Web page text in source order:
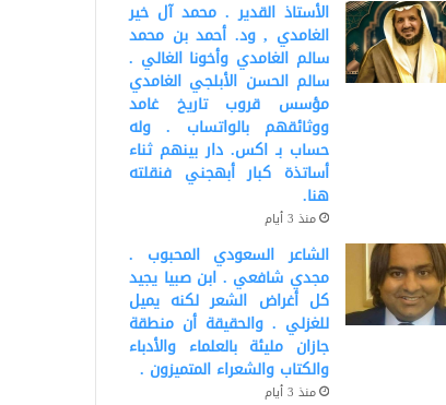
الأستاذ القدير . محمد آل خير
الغامدي , ود. أحمد بن محمد
سالم الغامدي وأخونا الغالي .
سالم الحسن الأبلجي الغامدي
مؤسس قروب تاريخ غامد
ووثائقهم بالواتساب . وله
حساب بـ اكس. دار بينهم ثناء
أساتذة كبار أبهجني فنقلته
هنا.
منذ 3 أيام
الشاعر السعودي المحبوب .
مجدي شافعي . ابن صبيا يجيد
كل أغراض الشعر لكنه يميل
للغزلي . والحقيقة أن منطقة
جازان مليئة بالعلماء والأدباء
والكتاب والشعراء المتميزون .
منذ 3 أيام